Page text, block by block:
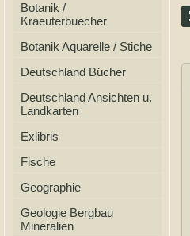
Botanik /
Kraeuterbuecher
Botanik Aquarelle / Stiche
Deutschland Bücher
Deutschland Ansichten u.
Landkarten
Exlibris
Fische
Geographie
Geologie Bergbau
Mineralien